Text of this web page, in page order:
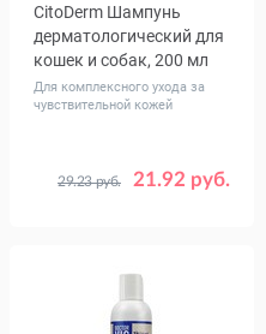
CitoDerm Шампунь
дерматологический для
кошек и собак, 200 мл
Для комплексного ухода за
чувствительной кожей
21.92 руб.
29.23 руб.